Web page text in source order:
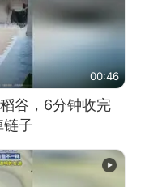
00:46
谷，6分钟收完
链子